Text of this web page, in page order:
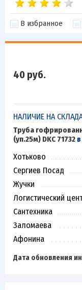
В избранное
40 руб.
НАЛИЧИЕ НА
Труба
(уп.25м) DKC 71732
Хотьково
Сергиев Посад
Жучки
Логистический
Сантехника
Заломаева
Афонина
Дата обновления